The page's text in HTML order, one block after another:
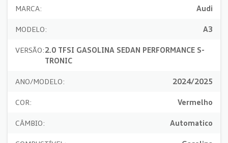
MARCA: Audi
MODELO: A3
VERSÃO:2.0 TFSI GASOLINA SEDAN PERFORMANCE S-
TRONIC
ANO/MODELO: 2024/2025
COR: Vermelho
CÂMBIO: Automatico